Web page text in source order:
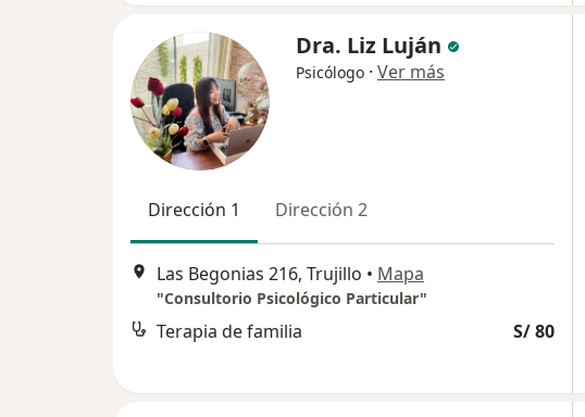
Dra. Liz Luján
Psicólogo · Ver más
Dirección 1 Dirección 2
Las Begonias 216, Trujillo • Mapa
"Consultorio Psicológico Particular"
Terapia de familia S/ 80